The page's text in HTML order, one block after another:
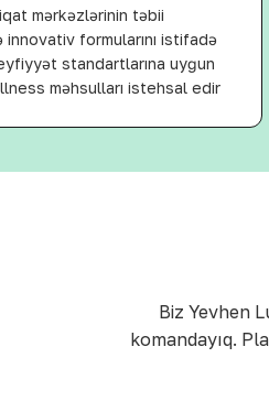
mərkəzlərinin təbii
formularını istifadə
standartlarına uyğun
məhsulları istehsal edir
Biz Yevhen
komandayıq.